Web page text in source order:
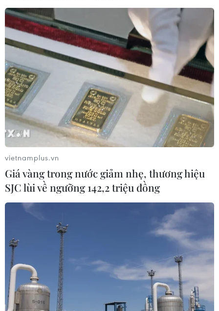
vietnamplus.vn
Giá vàng trong nước giảm nhẹ, thương hiệu
SJC lùi về ngưỡng 142,2 triệu đồng